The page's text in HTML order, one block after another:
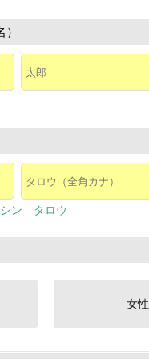
ン タロウ
女性